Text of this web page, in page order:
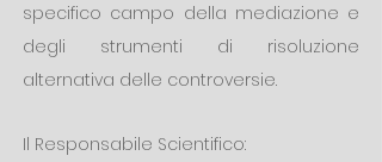
specifico campo della mediazione e
degli strumenti di risoluzione
alternativa delle controversie.
Il Responsabile Scientifico: